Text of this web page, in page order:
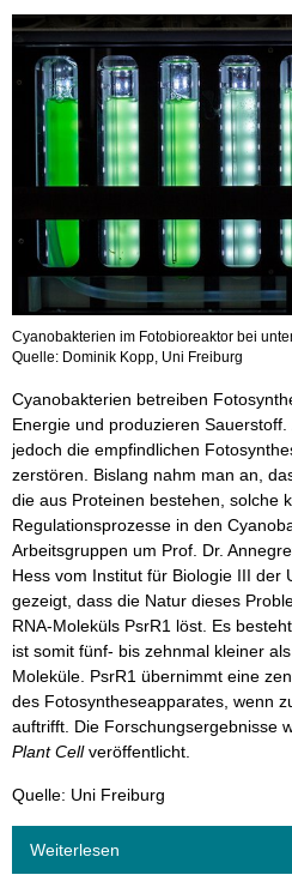
Cyanobakterien im Fotobioreaktor bei
Quelle: Dominik Kopp, Uni Freiburg
Cyanobakterien betreiben
Energie und produzieren
jedoch die empfindlichen
zerstören. Bislang nahm man an,
die aus Proteinen bestehen, solche
Regulationsprozesse in den
Arbeitsgruppen um Prof. Dr.
Hess vom Institut für Biologie III der
gezeigt, dass die Natur dieses
RNA-Moleküls PsrR1 löst. Es
ist somit fünf- bis zehnmal kleiner
Moleküle. PsrR1 übernimmt eine
des Fotosyntheseapparates, wenn
auftrifft. Die Forschungsergebnisse
Plant Cellveröffentlicht.
Quelle: Uni Freiburg
Weiterlesen